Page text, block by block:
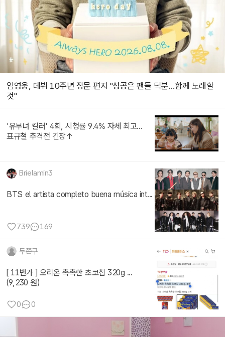
임영웅, 데뷔 10주년 장문 편지 "성공은 팬들 덕분...함께 노래할
것"
'유부녀 킬러' 4회, 시청률 9.4% 자체 최고...
표규철 추격전 긴장↑
Brielamin3
BTS el artista completo buena música int...
739 169
두쫀쿠
[ 11번가 ] 오리온 촉촉한 초코칩 320g ...
(9,230 원)
0 0